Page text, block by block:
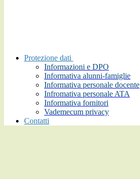
Protezione dati
Informazioni e DPO
Informativa alunni-famiglie
Informativa personale docente
Infromativa personale ATA
Informativa fornitori
Vademecum privacy
Contatti